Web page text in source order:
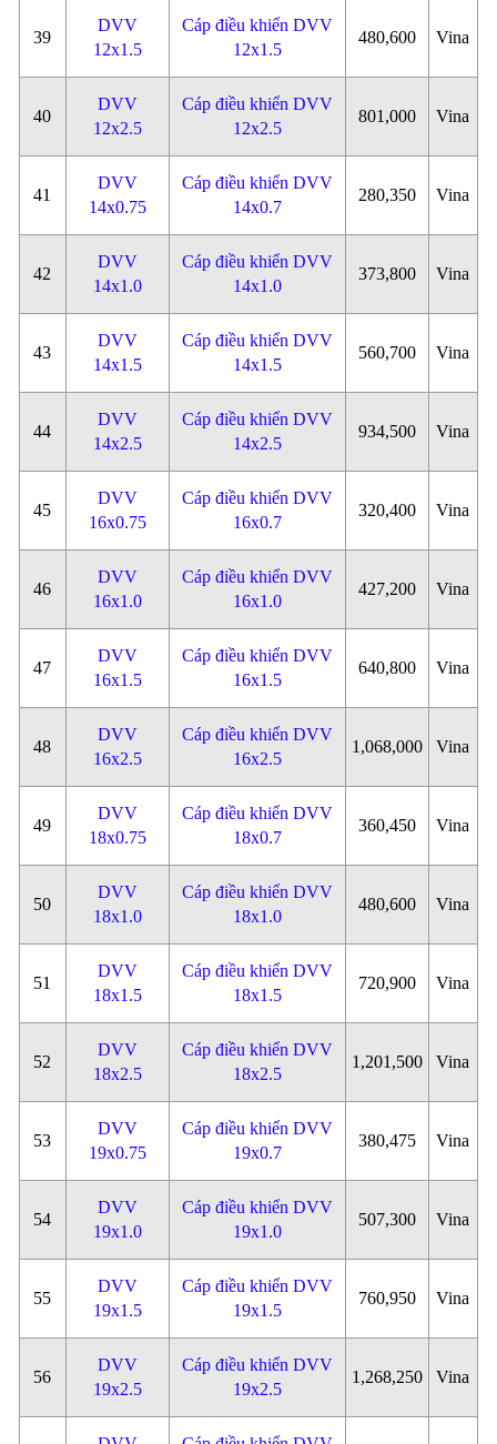
39
DVV
12x1.5
Cáp điều khiển DVV
12x1.5
480,600 Vina
40
DVV
12x2.5
Cáp điều khiển DVV
12x2.5
801,000 Vina
41
DVV
14x0.75
Cáp điều khiển DVV
14x0.7
280,350 Vina
42
DVV
14x1.0
Cáp điều khiển DVV
14x1.0
373,800 Vina
43
DVV
14x1.5
Cáp điều khiển DVV
14x1.5
560,700 Vina
44
DVV
14x2.5
Cáp điều khiển DVV
14x2.5
934,500 Vina
45
DVV
16x0.75
Cáp điều khiển DVV
16x0.7
320,400 Vina
46
DVV
16x1.0
Cáp điều khiển DVV
16x1.0
427,200 Vina
47
DVV
16x1.5
Cáp điều khiển DVV
16x1.5
640,800 Vina
48
DVV
16x2.5
Cáp điều khiển DVV
16x2.5
1,068,000 Vina
49
DVV
18x0.75
Cáp điều khiển DVV
18x0.7
360,450 Vina
50
DVV
18x1.0
Cáp điều khiển DVV
18x1.0
480,600 Vina
51
DVV
18x1.5
Cáp điều khiển DVV
18x1.5
720,900 Vina
52
DVV
18x2.5
Cáp điều khiển DVV
18x2.5
1,201,500 Vina
53
DVV
19x0.75
Cáp điều khiển DVV
19x0.7
380,475 Vina
54
DVV
19x1.0
Cáp điều khiển DVV
19x1.0
507,300 Vina
55
DVV
19x1.5
Cáp điều khiển DVV
19x1.5
760,950 Vina
56
DVV
19x2.5
Cáp điều khiển DVV
19x2.5
1,268,250 Vina